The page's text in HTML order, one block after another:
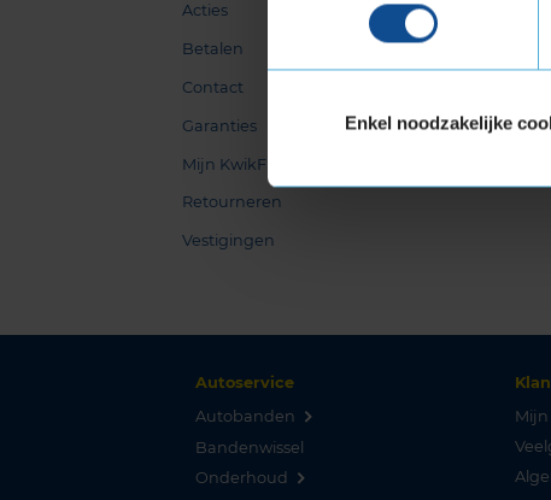
Enkel noodzakelijke
Acties
Betalen
Contact
Garanties
Mijn KwikFit
Retourneren
Vestigingen
Autoservice
Autobanden
Bandenwissel
Onderhoud
Mijn